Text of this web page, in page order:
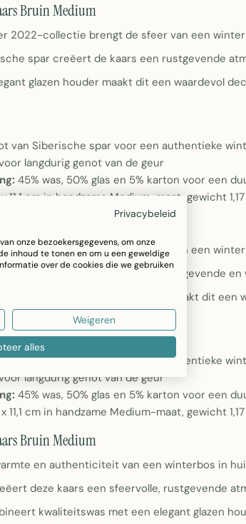
Bruin Medium
2022-collectie brengt de sfeer van een
spar creëert de kaars een rustgevende
glazen houder maakt dit een waardevol
van Siberische spar voor een authentieke
langdurig genot van de geur
45% was, 50% glas en 5% karton voor een
x 11,1 cm in handzame Medium-maat, gewicht
Bruin Medium
2022-collectie brengt de sfeer van een
spar creëert de kaars een rustgevende en
en een elegant glazen houder maakt dit een
van Siberische spar voor een authentieke
langdurig genot van de geur
45% was, 50% glas en 5% karton voor een
x 11,1 cm in handzame Medium-maat, gewicht
Bruin Medium
en authenticiteit van een winterbos in
deze kaars een sfeervolle, rustgevende
kwaliteitswas met een elegant glazen
Privacybeleid
onze bezoekersgegevens, om onze
inhoud te tonen en om u een geweldige
over de cookies die we gebruiken
Weigeren
alles